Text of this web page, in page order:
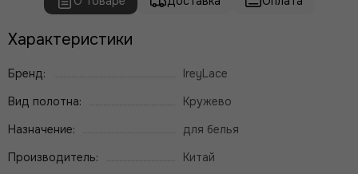
Характеристики
Бренд:
IreyLace
Вид полотна:
Кружево
Назначение:
для белья
Производитель:
Китай